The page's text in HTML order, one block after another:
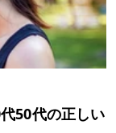
50代の正しい